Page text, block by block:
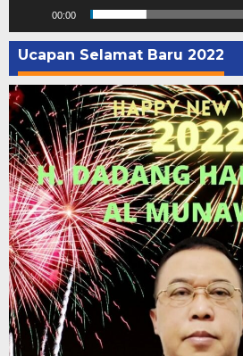
00:00
Ucapan Selamat Baru 2022